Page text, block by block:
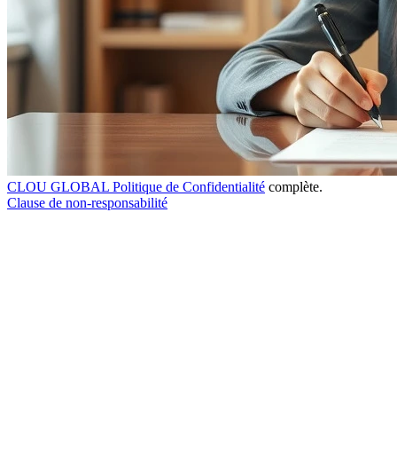
CLOU GLOBAL Politique de Confidentialité complète.
Clause de non-responsabilité